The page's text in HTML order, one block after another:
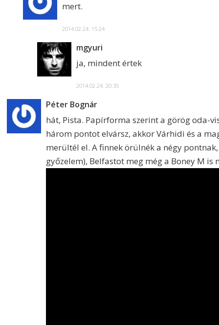
mert.
2014.02.24. 15:24
mgyuri
ja, mindent értek
2014.02.24. 20:35
Péter Bognár
hát, Pista. Papírforma szerint a görög oda-
három pontot elvársz, akkor Várhidi és a
merültél el. A finnek örülnék a négy
győzelem), Belfastot meg még a Boney M is